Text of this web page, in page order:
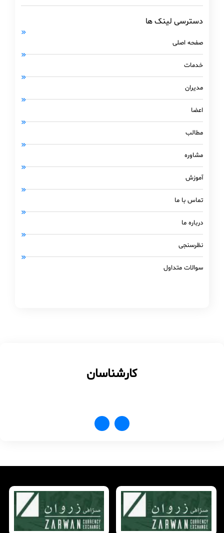
دسترسی لینک ها
صفحه اصلی
خدمات
مدیران
اعضا
مطالب
مشاوره
آموزش
تماس با ما
درباره ما
نظرسنجی
سوالات متداول
کارشناسان